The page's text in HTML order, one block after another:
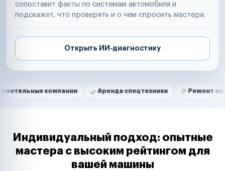
сопоставит факты по системам автомобиля и
подскажет, что проверять и о чём спросить мастера.
Открыть ИИ-диагностику
Нам доверяют
компании Аренда спецтехники Ремонт спецтехники
Маркетплейсы
Таксопарки
Автодилеры
Индивидуальный подход: опытные
мастера с высоким рейтингом для
вашей машины